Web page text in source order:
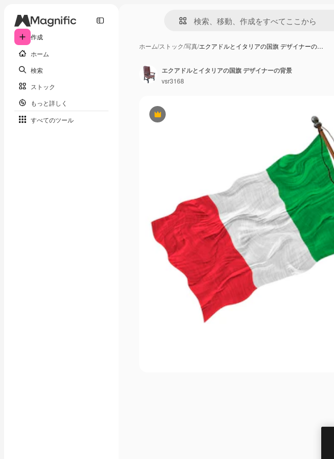
作成
ホーム
検索
ストック
もっと詳しく
すべてのツール
ホーム/ストック/写真/エクアドルとイタリアの国旗 デザイナーの…
Premium
エクアドルとイタリアの国旗 デザイナーの背景
vsr3168